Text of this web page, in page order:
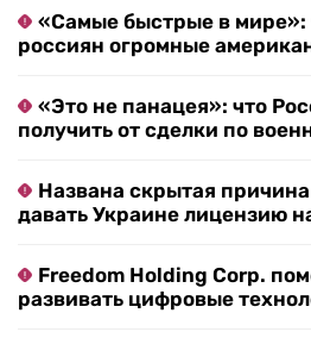
«Самые быстрые в мире»:
россиян огромные
«Это не панацея»: что
получить от сделки по
Названа скрытая
давать Украине лицензию
Freedom Holding Corp.
развивать цифровые